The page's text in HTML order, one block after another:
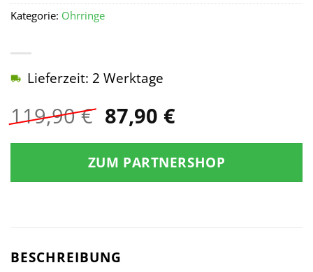
119,90€ Ursprünglicher
Preis
war:
119,90 €
87,90 €Aktueller
ist:
87,90 €.
Lieferzeit: 2 Werktage
ZUM PARTNERSHOP
Kategorie: Ohrringe
BESCHREIBUNG